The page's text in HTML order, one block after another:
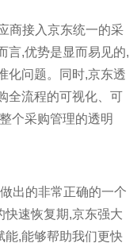
商接入京东统一的采
言,优势是显而易见的,
化问题。同时,京东透
全流程的可视化、可
个采购管理的透明
出的非常正确的一个
快速恢复期,京东强大
能,能够帮助我们更快